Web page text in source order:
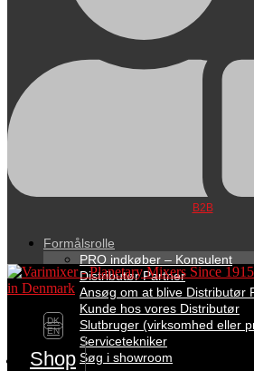
B2B
Formålsrolle
PRO indkøber – Konsulent
Distributør Partner
Ansøg om at blive Distributør
Kunde hos vores Distributør
Slutbruger (virksomhed eller
Servicetekniker
Søg i showroom
DK
EN
Shop